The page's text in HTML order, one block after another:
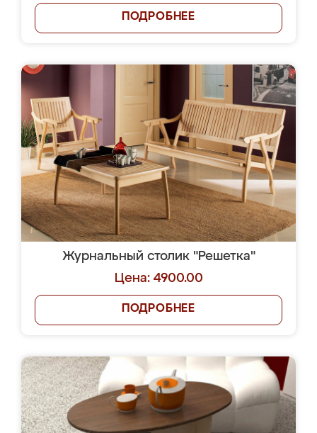
ПОДРОБНЕЕ
Журнальный столик "Решетка"
Цена: 4900.00
ПОДРОБНЕЕ